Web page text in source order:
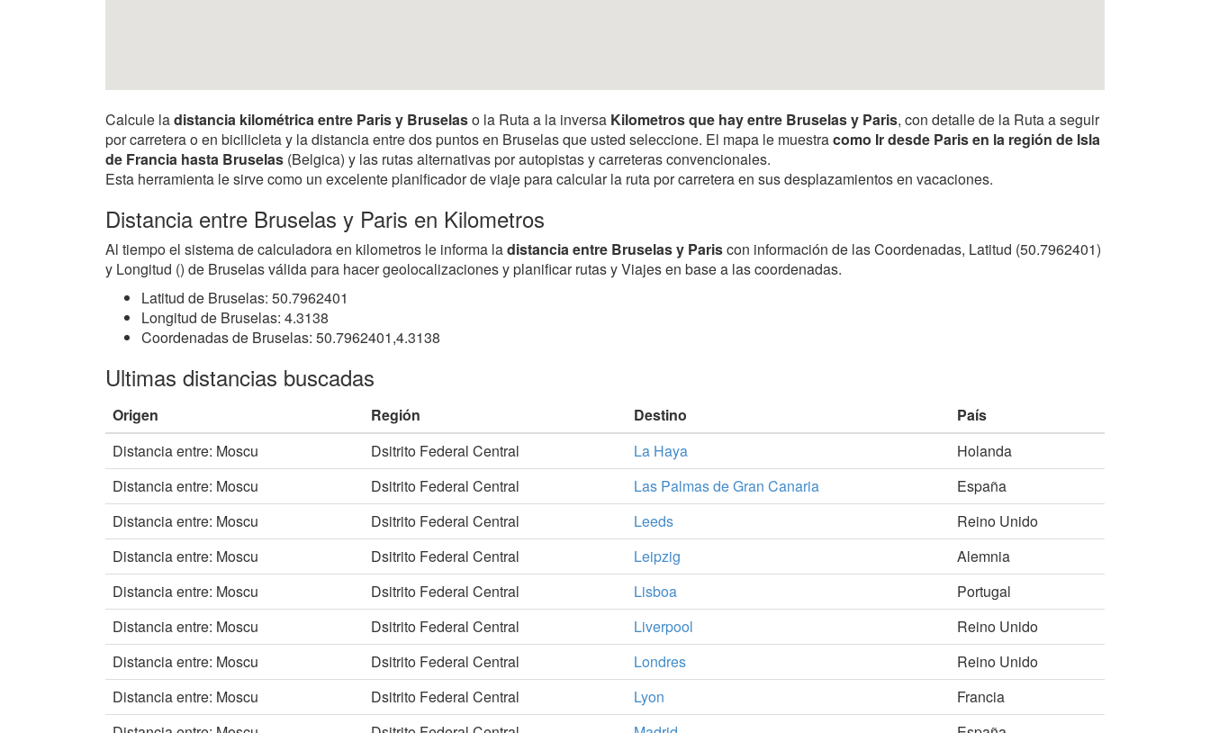
Calcule ladistancia kilométrica entre Paris y Bruselaso la Ruta a la inversa Kilometros que hay entre Bruselas y Paris, con detalle de la Ruta a seguir
por carretera o en bicilicleta y la distancia entre dos puntos en Bruselas que usted seleccione. El mapa le muestracomo Ir desde Paris en la región de Isla
de Francia hasta Bruselas (Belgica) y las rutas alternativas por autopistas y carreteras convencionales.
Esta herramienta le sirve como un excelente planificador de viaje para calcular la ruta por carretera en sus desplazamientos en vacaciones.
Distancia entre Bruselas y Paris en Kilometros
Al tiempo el sistema de calculadora en kilometros le informa ladistancia entre Bruselas y Pariscon información de las Coordenadas, Latitud (50.7962401)
y Longitud () de Bruselas válida para hacer geolocalizaciones y planificar rutas y Viajes en base a las coordenadas.
Latitud de Bruselas: 50.7962401
Longitud de Bruselas: 4.3138
Coordenadas de Bruselas: 50.7962401,4.3138
Ultimas distancias buscadas
Origen Región Destino
País
Distancia entre: Moscu
Dsitrito Federal Central La Haya
Holanda
Distancia entre: Moscu
Dsitrito Federal Central Las Palmas de Gran Canaria
España
Distancia entre: Moscu
Dsitrito Federal Central Leeds
Reino Unido
Distancia entre: Moscu
Dsitrito Federal Central Leipzig
Alemnia
Distancia entre: Moscu
Dsitrito Federal Central Lisboa
Portugal
Distancia entre: Moscu
Dsitrito Federal Central Liverpool
Reino Unido
Distancia entre: Moscu
Dsitrito Federal Central Londres
Reino Unido
Distancia entre: Moscu
Dsitrito Federal Central Lyon
Francia